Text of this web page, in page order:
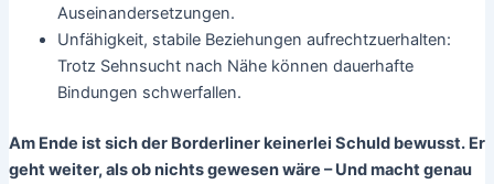
Auseinandersetzungen.
Unfähigkeit, stabile Beziehungen aufrechtzuerhalten:
Trotz Sehnsucht nach Nähe können dauerhafte
Bindungen schwerfallen.
Am Ende ist sich der Borderliner keinerlei Schuld bewusst. Er
geht weiter, als ob nichts gewesen wäre – Und macht genau